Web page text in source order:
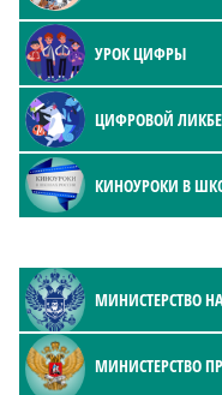
УРОК ЦИФРЫ
ЦИФРОВОЙ
КИНОУРОКИ В
МИНИСТЕРСТВО
МИНИСТЕРСТВО